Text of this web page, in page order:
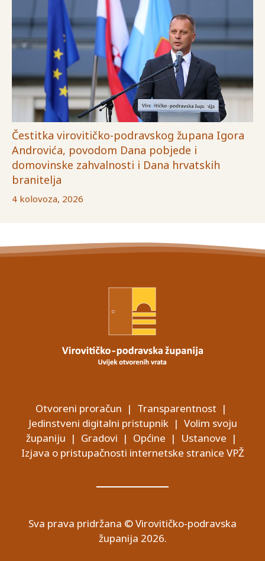
Čestitka virovitičko-podravskog župana Igora
Androvića, povodom Dana pobjede i
domovinske zahvalnosti i Dana hrvatskih
branitelja
4 kolovoza, 2026
Otvoreni proračun | Transparentnost |
Jedinstveni digitalni pristupnik| Volim svoju
županiju | Gradovi | Općine | Ustanove |
Izjava o pristupačnosti internetske stranice VPŽ
Sva prava pridržana © Virovitičko-podravska
županija 2026.